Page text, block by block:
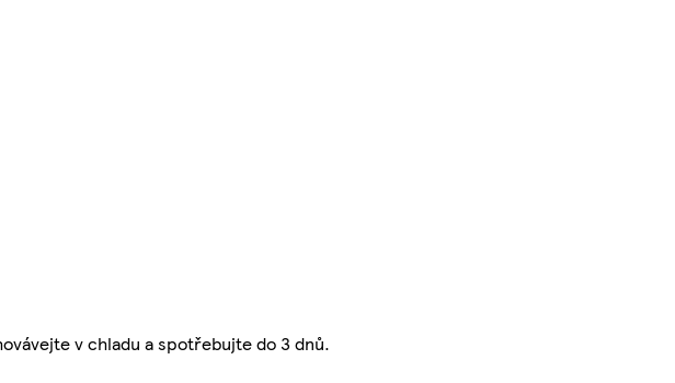
v chladu a spotřebujte do 3 dnů.